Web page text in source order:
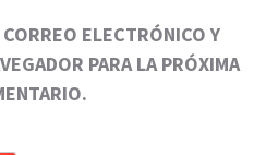
ELECTRÓNICO Y
PARA LA PRÓXIMA